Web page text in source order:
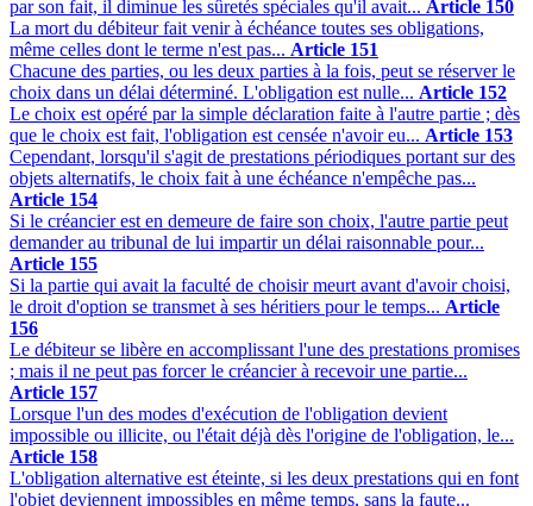
par son fait, il diminue les sûretés spéciales qu'il avait... Article 150
La mort du débiteur fait venir à échéance toutes ses obligations,
même celles dont le terme n'est pas... Article 151
Chacune des parties, ou les deux parties à la fois, peut se réserver le
choix dans un délai déterminé. L'obligation est nulle... Article 152
Le choix est opéré par la simple déclaration faite à l'autre partie ; dès
que le choix est fait, l'obligation est censée n'avoir eu... Article 153
Cependant, lorsqu'il s'agit de prestations périodiques portant sur des
objets alternatifs, le choix fait à une échéance n'empêche pas...
Article 154
Si le créancier est en demeure de faire son choix, l'autre partie peut
demander au tribunal de lui impartir un délai raisonnable pour...
Article 155
Si la partie qui avait la faculté de choisir meurt avant d'avoir choisi,
le droit d'option se transmet à ses héritiers pour le temps... Article
156
Le débiteur se libère en accomplissant l'une des prestations promises
; mais il ne peut pas forcer le créancier à recevoir une partie...
Article 157
Lorsque l'un des modes d'exécution de l'obligation devient
impossible ou illicite, ou l'était déjà dès l'origine de l'obligation, le...
Article 158
L'obligation alternative est éteinte, si les deux prestations qui en font
l'objet deviennent impossibles en même temps, sans la faute...